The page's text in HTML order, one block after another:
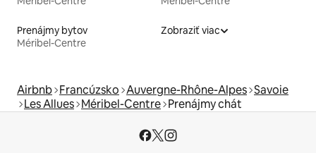
Prenájmy bytov
Méribel-Centre
Zobraziť viac
Airbnb Francúzsko Auvergne-Rhône-Alpes Savoie
Les Allues Méribel-Centre Prenájmy chát